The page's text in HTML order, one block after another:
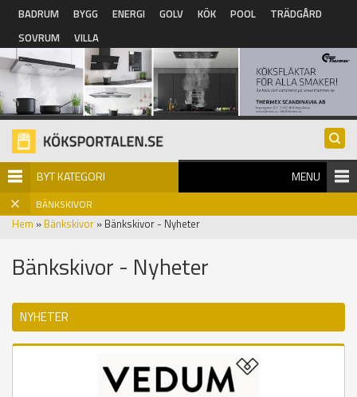
Hoppa till huvudinnehåll
BADRUM BYGG ENERGI GOLV KÖK POOL
TRÄDGÅRD
SOVRUM
VILLA
BYT KATEGORI MENU
BÄNKSKIVOR
Hem » Bänkskivor » Bänkskivor - Nyheter
Bänkskivor - Nyheter
NYHETER